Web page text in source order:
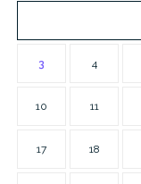
3 4
10 11
17 18